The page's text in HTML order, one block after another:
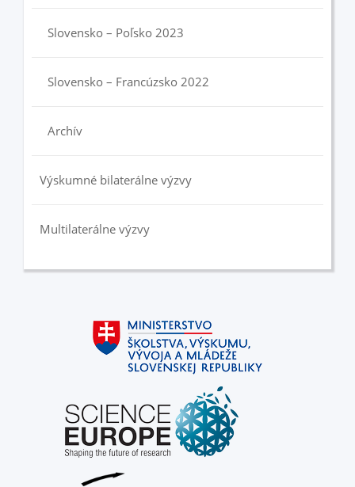
Slovensko – Poľsko 2023
Slovensko – Francúzsko 2022
Archív
Výskumné bilaterálne výzvy
Multilaterálne výzvy